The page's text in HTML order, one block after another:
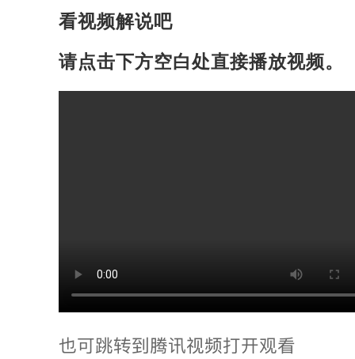
看视频解说吧
请点击下方空白处直接播放视频。
也可跳转到腾讯视频打开观看